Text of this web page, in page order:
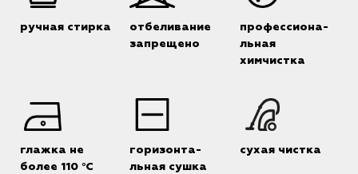
ручная стирка
отбеливание
запрещено
профессиона-
льная
химчистка
глажка не
более 110 °C
горизонта-
льная сушка
сухая чистка